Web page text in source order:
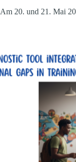
Am 20. und 21. Mai